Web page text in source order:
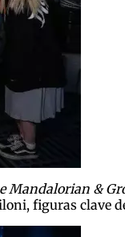
Mandalorian &
figuras clave